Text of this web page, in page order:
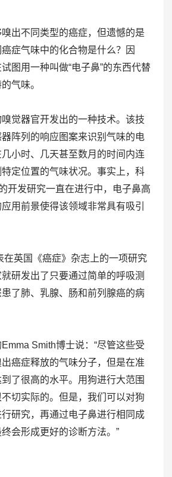
出不同类型的癌症，但遗憾的是
症气味中的化合物是什么？因
图用一种叫做“电子鼻”的东西代替
气味。
觉器官开发出的一种技术。该技
阵列的响应图案来识别气味的电
小时、几天甚至数月的时间内连
定位置的气味状况。事实上，科
开发研究一直在进行中，电子鼻高
用前景使得该领域非常具有吸引
在英国《癌症》杂志上的一项研究
研发出了只要通过简单的呼吸测
了肺、乳腺、肠和前列腺癌的病
Smith博士说：“尽管这些受
癌症释放的气味分子，但是在准
了很高的水平。用狗进行大范围
切实际的。但是，我们可以对狗
研究，再通过电子鼻进行相同成
会形成更好的诊断方法。”